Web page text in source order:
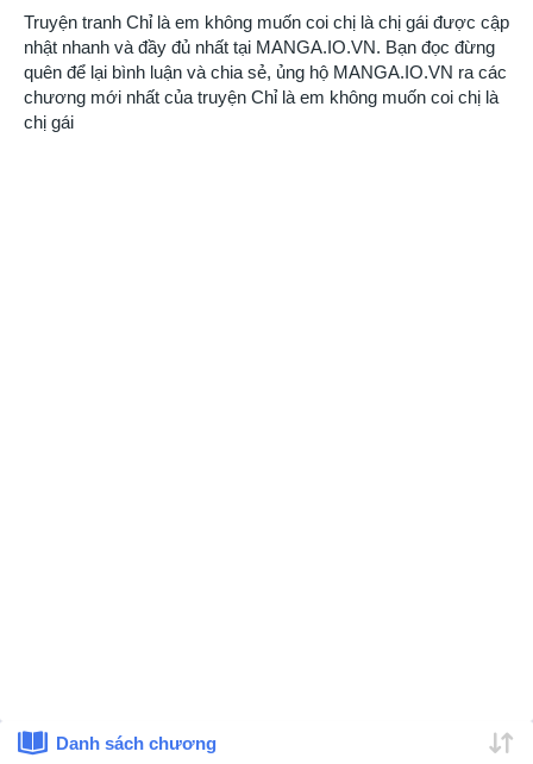
Truyện tranh Chỉ là em không muốn coi chị là chị gái được cập
nhật nhanh và đầy đủ nhất tại MANGA.IO.VN. Bạn đọc đừng
quên để lại bình luận và chia sẻ, ủng hộ MANGA.IO.VN ra các
chương mới nhất của truyện Chỉ là em không muốn coi chị là
chị gái
Danh sách chương